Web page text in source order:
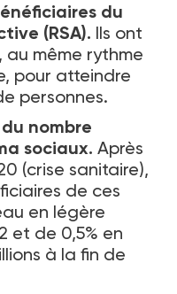
du
(RSA). Ils ont
au même rythme
pour atteindre
personnes.
nombre
sociaux. Après
(crise sanitaire),
de ces
en légère
et de 0,5% en
à la fin de